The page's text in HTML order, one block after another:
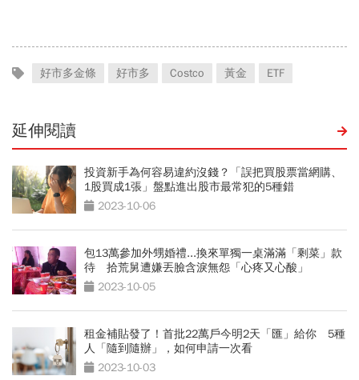
好市多金條 好市多 Costco 黃金 ETF
延伸閱讀
投資新手為何容易違約沒錢？「誤把買股票當網購、
1股買成1張」盤點進出股市最常犯的5種錯
2023-10-06
包13萬參加外甥婚禮...換來單獨一桌滿滿「剩菜」款
待 拾荒舅遭嫌丟臉含淚無怨「心疼又心酸」
2023-10-05
租金補貼發了！首批22萬戶今明2天「匯」給你 5種
人「隨到隨辦」，如何申請一次看
2023-10-03